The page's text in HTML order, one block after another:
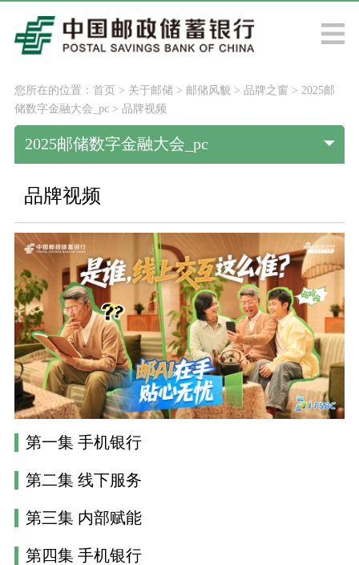
您所在的位置： 首页> 关于邮储 > 邮储风貌 > 品牌之窗 > 2025邮
储数字金融大会_pc> 品牌视频
2025邮储数字金融大会_pc
品牌视频
第一集 手机银行
第二集 线下服务
第三集 内部赋能
第四集 手机银行